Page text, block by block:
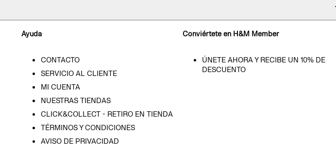
Ayuda
CONTACTO
SERVICIO AL CLIENTE
MI CUENTA
NUESTRAS TIENDAS
CLICK&COLLECT - RETIRO EN TIENDA
TÉRMINOS Y CONDICIONES
AVISO DE PRIVACIDAD
Conviértete en H&M Member
ÚNETE AHORA Y RECIBE UN 10% DE
DESCUENTO